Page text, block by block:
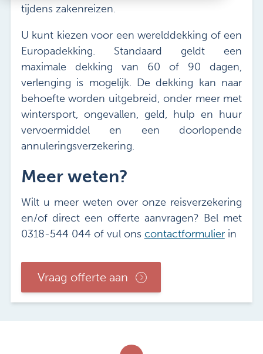
tijdens zakenreizen.
U kunt kiezen voor een werelddekking of een
Europadekking. Standaard geldt een
maximale dekking van 60 of 90 dagen,
verlenging is mogelijk. De dekking kan naar
behoefte worden uitgebreid, onder meer met
wintersport, ongevallen, geld, hulp en huur
vervoermiddel en een doorlopende
annuleringsverzekering.
Meer weten?
Wilt u meer weten over onze reisverzekering
en/of direct een offerte aanvragen? Bel met
0318-544 044 of vul ons contactformulier in
Vraag offerte aan